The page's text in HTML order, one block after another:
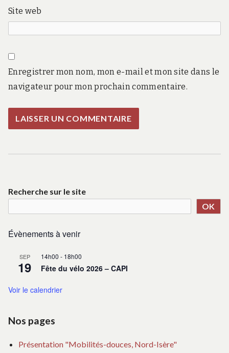
Site web
Enregistrer mon nom, mon e-mail et mon site dans le
navigateur pour mon prochain commentaire.
Recherche sur le site
OK
Évènements à venir
SEP
19
14h00 - 18h00
Fête du vélo 2026 – CAPI
Voir le calendrier
Nos pages
Présentation "Mobilités-douces, Nord-Isère"